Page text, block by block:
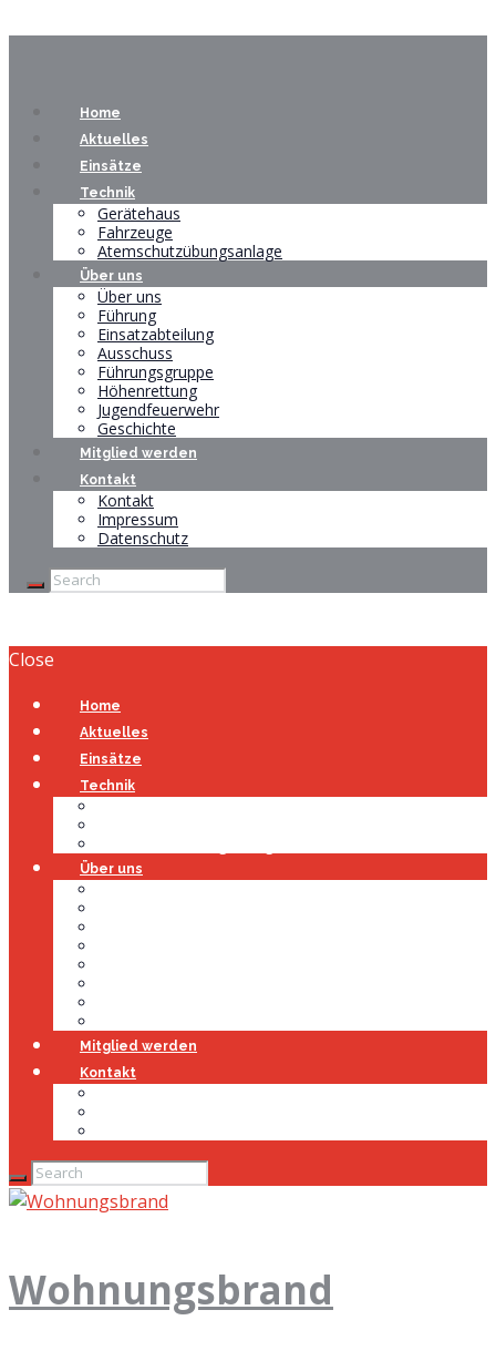
Home
Aktuelles
Einsätze
Technik
Gerätehaus
Fahrzeuge
Atemschutzübungsanlage
Über uns
Über uns
Führung
Einsatzabteilung
Ausschuss
Führungsgruppe
Höhenrettung
Jugendfeuerwehr
Geschichte
Mitglied werden
Kontakt
Kontakt
Impressum
Datenschutz
Close
Home
Aktuelles
Einsätze
Technik
Über uns
Mitglied werden
Kontakt
Wohnungsbrand